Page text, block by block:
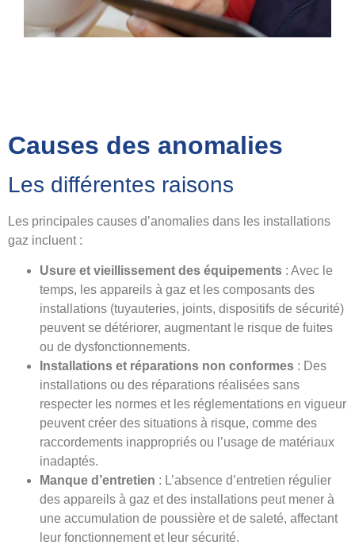
Causes des anomalies
Les différentes raisons
Les principales causes d’anomalies dans les installations
gaz incluent :
Usure et vieillissement des équipements : Avec le
temps, les appareils à gaz et les composants des
installations (tuyauteries, joints, dispositifs de sécurité)
peuvent se détériorer, augmentant le risque de fuites
ou de dysfonctionnements.
Installations et réparations non conformes : Des
installations ou des réparations réalisées sans
respecter les normes et les réglementations en vigueur
peuvent créer des situations à risque, comme des
raccordements inappropriés ou l’usage de matériaux
inadaptés.
Manque d’entretien : L’absence d’entretien régulier
des appareils à gaz et des installations peut mener à
une accumulation de poussière et de saleté, affectant
leur fonctionnement et leur sécurité.